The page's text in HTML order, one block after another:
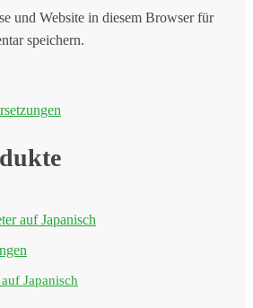
und Website in diesem Browser für
speichern.
Japanisch